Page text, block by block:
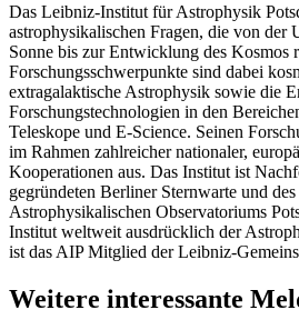
Das Leibniz-Institut für Astrophysik
astrophysikalischen Fragen, die von der
Sonne bis zur Entwicklung des Kosmos
Forschungsschwerpunkte sind dabei
extragalaktische Astrophysik sowie die
Forschungstechnologien in den
Teleskope und E-Science. Seinen
im Rahmen zahlreicher nationaler,
Kooperationen aus. Das Institut ist
gegründeten Berliner Sternwarte und
Astrophysikalischen Observatoriums
Institut weltweit ausdrücklich der
ist das AIP Mitglied der Leibniz-
Weitere interessante